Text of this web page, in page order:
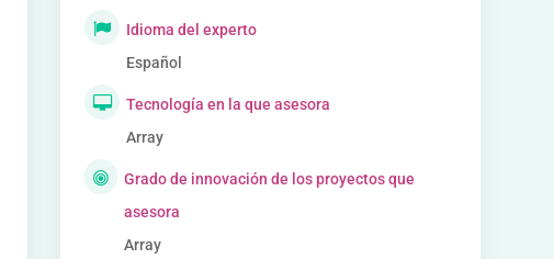
Idioma del experto
Español
Tecnología en la que asesora
Array
Grado de innovación de los proyectos que
asesora
Array